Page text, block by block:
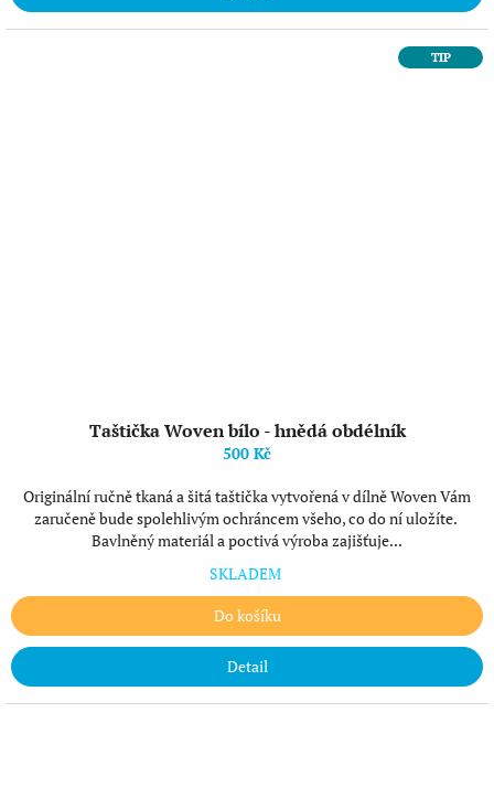
TIP
Taštička Woven bílo - hnědá obdélník
500 Kč
Originální ručně tkaná a šitá taštička vytvořená v dílně Woven Vám
zaručeně bude spolehlivým ochráncem všeho, co do ní uložíte.
Bavlněný materiál a poctivá výroba zajišťuje...
SKLADEM
Do košíku
Detail